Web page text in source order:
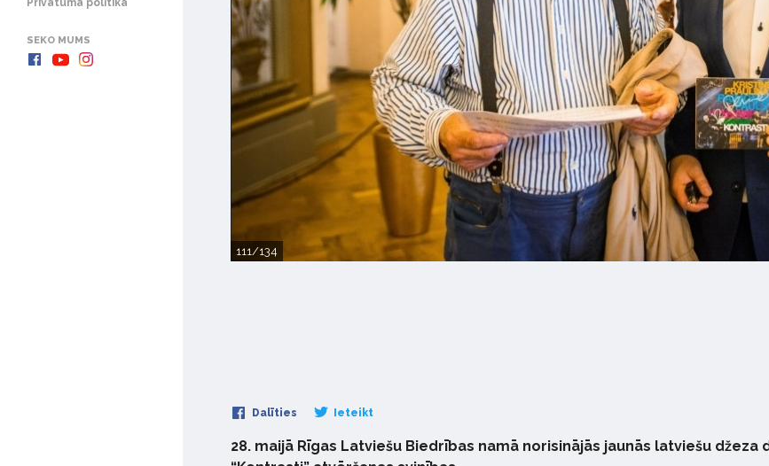
SEKO MUMS
111/134
Dalīties Ieteikt
28. maijā Rīgas Latviešu Biedrības namā norisinājās jaunās latviešu